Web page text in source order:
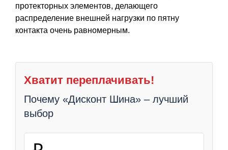
протекторных элементов, делающего
распределение внешней нагрузки по пятну
контакта очень равномерным.
Хватит переплачивать!
Почему «Дисконт Шина» – лучший
выбор